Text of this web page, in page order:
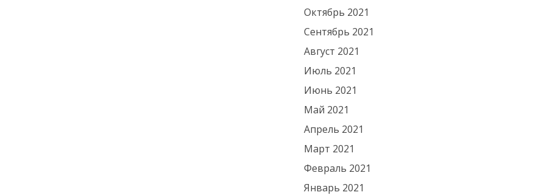
Октябрь 2021
Сентябрь 2021
Август 2021
Июль 2021
Июнь 2021
Май 2021
Апрель 2021
Март 2021
Февраль 2021
Январь 2021